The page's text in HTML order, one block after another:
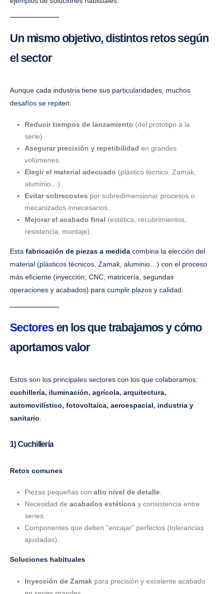
Un mismo objetivo, distintos retos según
el sector
Aunque cada industria tiene sus particularidades, muchos
desafíos se repiten:
Reducir tiempos de lanzamiento (del prototipo a la
serie).
Asegurar precisión y repetibilidad en grandes
volúmenes.
Elegir el material adecuado (plástico técnico, Zamak,
aluminio…).
Evitar sobrecostes por sobredimensionar procesos o
mecanizados innecesarios.
Mejorar el acabado final (estética, recubrimientos,
resistencia, montaje).
Esta fabricación de piezas a medida combina la elección del
material (plásticos técnicos, Zamak, aluminio…) con el proceso
más eficiente (inyección, CNC, matricería, segundas
operaciones y acabados) para cumplir plazos y calidad.
Sectores en los que trabajamos y cómo
aportamos valor
Estos son los principales sectores con los que colaboramos:
cuchillería, iluminación, agrícola, arquitectura,
automovilístico, fotovoltaica, aeroespacial, industria y
sanitario
1) Cuchillería
Retos comunes
Piezas pequeñas con alto nivel de detalle.
Necesidad de acabados estéticos y consistencia entre
series.
Componentes que deben “encajar” perfectos (tolerancias
ajustadas).
Soluciones habituales
Inyección de Zamakpara precisión y excelente acabado